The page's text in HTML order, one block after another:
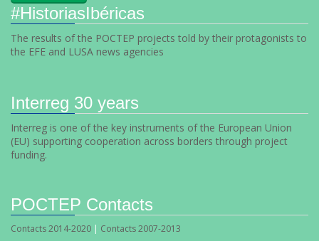
#HistoriasIbéricas
The results of the POCTEP projects told by their protagonists to
the EFE and LUSA news agencies
Interreg 30 years
Interreg is one of the key instruments of the European Union
(EU) supporting cooperation across borders through project
funding.
POCTEP Contacts
Contacts 2014-2020 | Contacts 2007-2013